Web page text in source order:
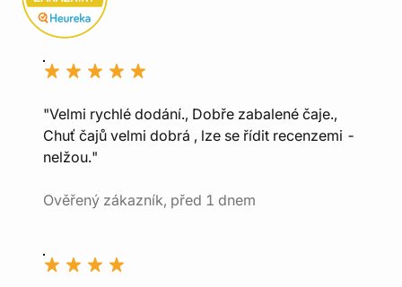
"Velmi rychlé dodání., Dobře zabalené čaje.,
Chuť čajů velmi dobrá , lze se řídit recenzemi -
nelžou."
Ověřený zákazník, před 1 dnem